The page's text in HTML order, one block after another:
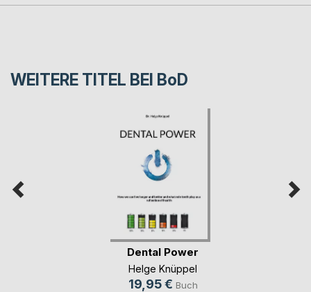
WEITERE TITEL BEI BoD
Dental Power
Helge Knüppel
19,95 € Buch